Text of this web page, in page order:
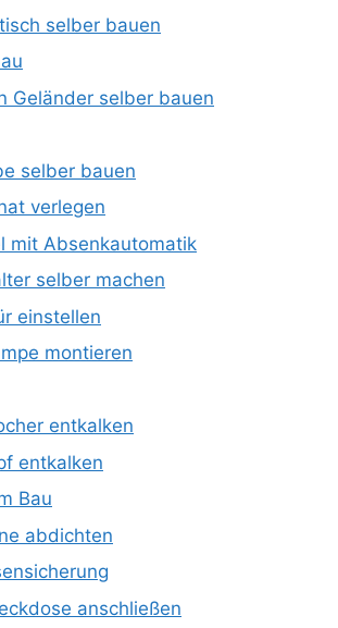
selber bauen
Geländer selber bauen
selber bauen
verlegen
mit Absenkautomatik
selber machen
einstellen
montieren
entkalken
entkalken
Bau
abdichten
anschließen